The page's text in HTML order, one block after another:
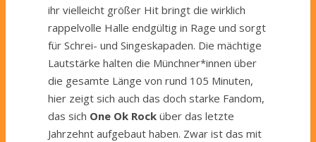
ihr vielleicht größer Hit bringt die wirklich
rappelvolle Halle endgültig in Rage und sorgt
für Schrei- und Singeskapaden. Die mächtige
Lautstärke halten die Münchner*innen über
die gesamte Länge von rund 105 Minuten,
hier zeigt sich auch das doch starke Fandom,
das sich One Ok Rock über das letzte
Jahrzehnt aufgebaut haben. Zwar ist das mit